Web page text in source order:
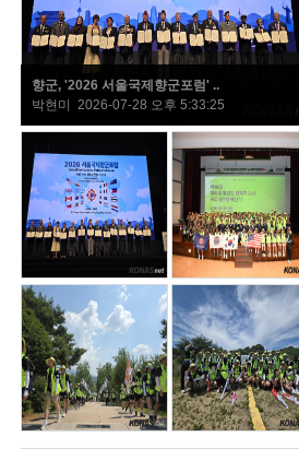
향군, '2026 서울국제향군포럼' ..
박현미 2026-07-28 오후 5:33:25